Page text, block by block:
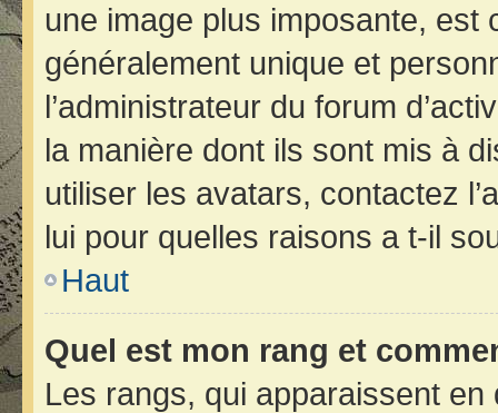
une image plus imposante, est
généralement unique et
l’administrateur du forum
la manière dont ils sont mis à
utiliser les avatars, contactez
lui pour quelles raisons a t-il
Haut
Quel est mon rang et
Les rangs, qui apparaissent en